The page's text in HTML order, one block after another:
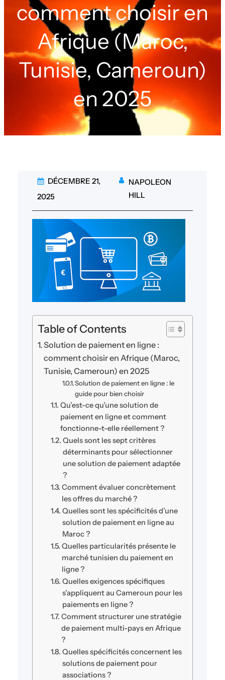
comment choisir en
Afrique (Maroc,
Tunisie, Cameroun)
en 2025
DÉCEMBRE 21,
2025
NAPOLEON
HILL
Table of Contents
Solution de paiement en ligne :
comment choisir en Afrique (Maroc,
Tunisie, Cameroun) en 2025
Solution de paiement en ligne : le
guide pour bien choisir
Qu’est-ce qu’une solution de
paiement en ligne et comment
fonctionne-t-elle réellement ?
Quels sont les sept critères
déterminants pour sélectionner
une solution de paiement adaptée
?
Comment évaluer concrètement
les offres du marché ?
Quelles sont les spécificités d’une
solution de paiement en ligne au
Maroc ?
Quelles particularités présente le
marché tunisien du paiement en
ligne ?
Quelles exigences spécifiques
s’appliquent au Cameroun pour les
paiements en ligne ?
Comment structurer une stratégie
de paiement multi-pays en Afrique
?
Quelles spécificités concernent les
solutions de paiement pour
associations ?